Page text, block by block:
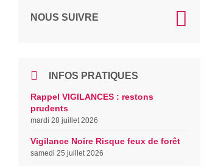
NOUS SUIVRE
INFOS PRATIQUES
Rappel VIGILANCES : restons
prudents
mardi 28 juillet 2026
Vigilance Noire Risque feux de forêt
samedi 25 juillet 2026